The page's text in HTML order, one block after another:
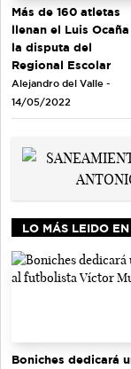
Más de 160 atletas
llenan el Luis
la disputa del
Regional Escolar
Alejandro del Valle -
14/05/2022
LO MÁS LEIDO
Boniches dedicará